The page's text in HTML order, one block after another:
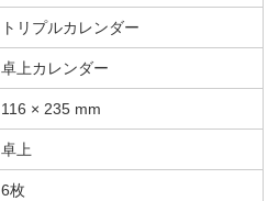
トリプルカレンダー
卓上カレンダー
116 × 235 mm
卓上
6枚